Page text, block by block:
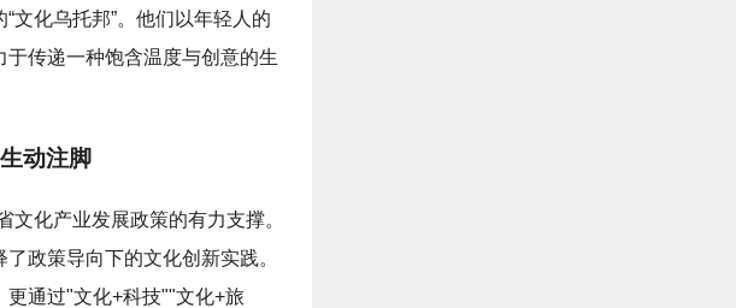
文化乌托邦”。他们以年轻人的
传递一种饱含温度与创意的生
动注脚
文化产业发展政策的有力支撑。
政策导向下的文化创新实践。
通过"文化+科技""文化+旅